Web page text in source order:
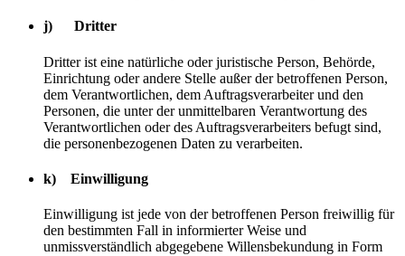
j) Dritter
Dritter ist eine natürliche oder juristische Person, Behörde,
Einrichtung oder andere Stelle außer der betroffenen Person,
dem Verantwortlichen, dem Auftragsverarbeiter und den
Personen, die unter der unmittelbaren Verantwortung des
Verantwortlichen oder des Auftragsverarbeiters befugt sind,
die personenbezogenen Daten zu verarbeiten.
k) Einwilligung
Einwilligung ist jede von der betroffenen Person freiwillig für
den bestimmten Fall in informierter Weise und
unmissverständlich abgegebene Willensbekundung in Form